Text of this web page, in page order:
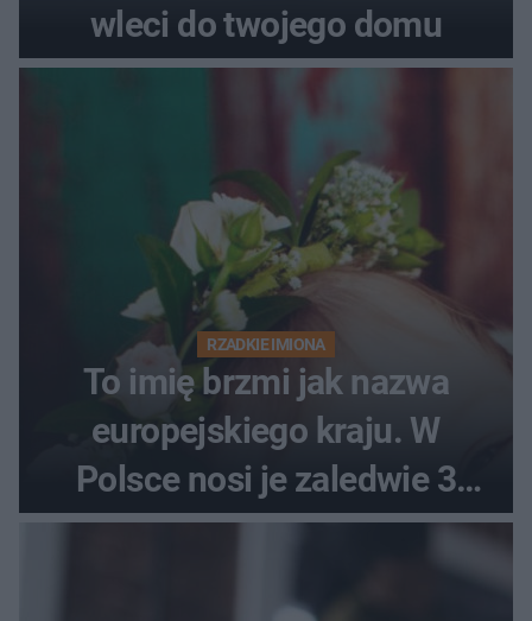
wleci do twojego domu
RZADKIE IMIONA
To imię brzmi jak nazwa
europejskiego kraju. W
Polsce nosi je zaledwie 3
kobiety